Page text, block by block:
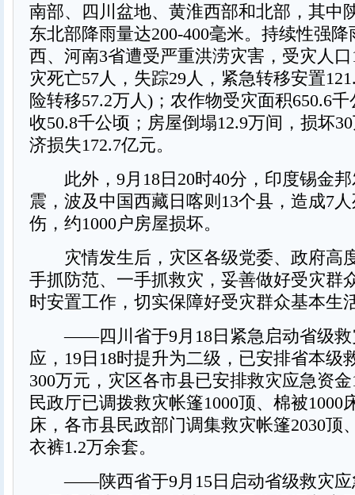
南部、四川盆地、黄淮西部和北部，其中
东北部降雨量达200-400毫米。持续性强
西、河南3省遭受严重洪涝灾害，受灾人
灾死亡57人，失踪29人，紧急转移安置
险转移57.2万人)；农作物受灾面积650.6
收50.8千公顷；房屋倒塌12.9万间，损坏
济损失172.7亿元。
此外，9月18日20时40分，印度锡金邦
震，波及中国西藏日喀则13个县，造成7
伤，约1000户房屋损坏。
灾情发生后，灾区各级党委、政府高
手抓防范、一手抓救灾，妥善做好受灾群
时安置工作，切实保障好受灾群众基本生
——四川省于9月18日紧急启动省级救
应，19日18时提升为二级，已安排省本级
300万元，灾区各市县已安排救灾应急资
民政厅已调拨救灾帐篷1000顶、棉被1000
床，各市县民政部门调集救灾帐篷2030顶
衣裤1.2万余套。
——陕西省于9月15日启动省级救灾应